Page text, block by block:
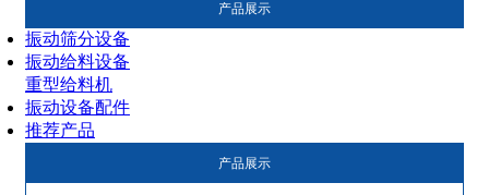
产品展示
振动筛分设备
振动给料设备
重型给料机
振动设备配件
推荐产品
产品展示